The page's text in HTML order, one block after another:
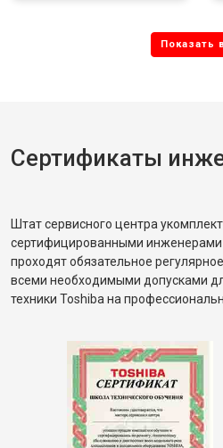
Сертификаты
Штат сервисного центра
сертифицированными
проходят обязательное
всеми необходимыми допусками
техники Toshiba на